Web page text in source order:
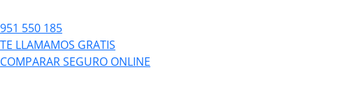
951 550 185
TE LLAMAMOS GRATIS
COMPARAR SEGURO ONLINE